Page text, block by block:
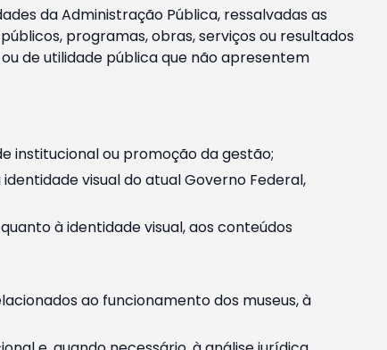
da Administração Pública, ressalvadas as
programas, obras, serviços ou resultados
de utilidade pública que não apresentem
institucional ou promoção da gestão;
visual do atual Governo Federal,
à identidade visual, aos conteúdos
ao funcionamento dos museus, à